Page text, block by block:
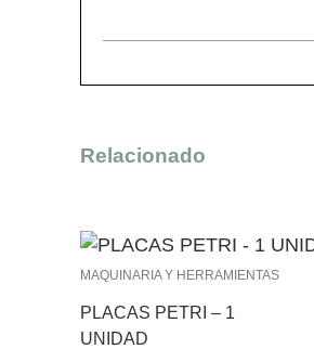
Relacionado
MAQUINARIA Y HERRAMIENTAS
PLACAS PETRI – 1
UNIDAD